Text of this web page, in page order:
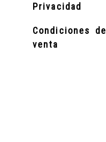
Privacidad
Condiciones de
venta